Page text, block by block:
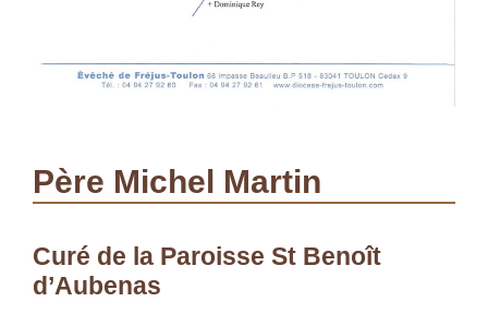
Père Michel Martin
Curé de la Paroisse St Benoît
d’Aubenas